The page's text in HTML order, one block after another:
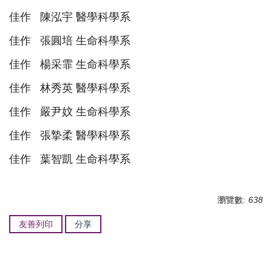
佳作 陳泓宇 醫學科學系
佳作 張圓培 生命科學系
佳作 楊采霏 生命科學系
佳作 林秀英 醫學科學系
佳作 嚴尹妏 生命科學系
佳作 張摯柔 醫學科學系
佳作 葉智凱 生命科學系
瀏覽數: 638
友善列印 分享